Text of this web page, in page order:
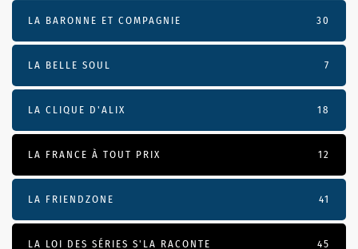
LA BARONNE ET COMPAGNIE 30
LA BELLE SOUL 7
LA CLIQUE D'ALIX 18
LA FRANCE À TOUT PRIX 12
LA FRIENDZONE 41
LA LOI DES SÉRIES S'LA RACONTE 45